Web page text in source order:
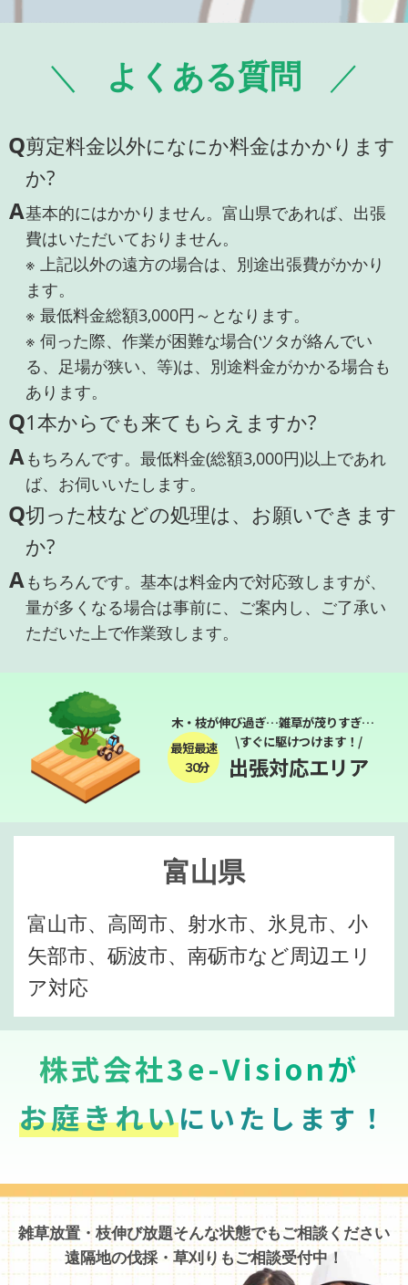
よくある質問
Q剪定料金以外になにか料金はかかります
か?
A基本的にはかかりません。富山県であれば、出張
費はいただいておりません。
※ 上記以外の遠方の場合は、別途出張費がかかり
ます。
※ 最低料金総額3,000円～となります。
※ 伺った際、作業が困難な場合(ツタが絡んでい
る、足場が狭い、等)は、別途料金がかかる場合も
あります。
Q1本からでも来てもらえますか?
Aもちろんです。最低料金(総額3,000円)以上であれ
ば、お伺いいたします。
Q切った枝などの処理は、お願いできます
か?
Aもちろんです。基本は料金内で対応致しますが、
量が多くなる場合は事前に、ご案内し、ご了承い
ただいた上で作業致します。
木・枝が伸び過ぎ…雑草が茂りすぎ…
最短最速
３０分
\すぐに駆けつけます！/
出張対応エリア
富山県
富山市、高岡市、射水市、氷見市、小
矢部市、砺波市、南砺市など周辺エリ
ア対応
株式会社3e-Visionが
お庭きれいにいたします！
雑草放置・枝伸び放題そんな状態でもご相談ください
遠隔地の伐採・草刈りもご相談受付中！